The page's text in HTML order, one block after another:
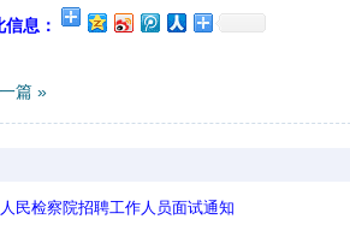
息：
篇 »
民检察院招聘工作人员面试通知